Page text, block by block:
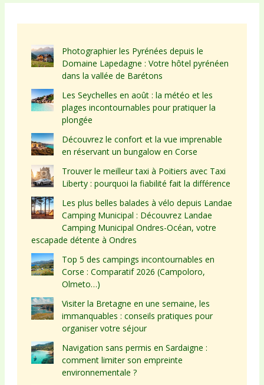
Photographier les Pyrénées depuis le
Domaine Lapedagne : Votre hôtel pyrénéen
dans la vallée de Barétons
Les Seychelles en août : la météo et les
plages incontournables pour pratiquer la
plongée
Découvrez le confort et la vue imprenable
en réservant un bungalow en Corse
Trouver le meilleur taxi à Poitiers avec Taxi
Liberty : pourquoi la fiabilité fait la différence
Les plus belles balades à vélo depuis Landae
Camping Municipal : Découvrez Landae
Camping Municipal Ondres-Océan, votre
escapade détente à Ondres
Top 5 des campings incontournables en
Corse : Comparatif 2026 (Campoloro,
Olmeto…)
Visiter la Bretagne en une semaine, les
immanquables : conseils pratiques pour
organiser votre séjour
Navigation sans permis en Sardaigne :
comment limiter son empreinte
environnementale ?